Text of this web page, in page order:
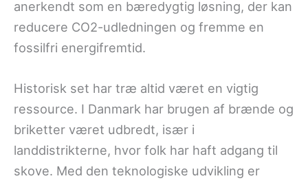
anerkendt som en bæredygtig løsning, der kan
reducere CO2-udledningen og fremme en
fossilfri energifremtid.
Historisk set har træ altid været en vigtig
ressource. I Danmark har brugen af brænde og
briketter været udbredt, især i
landdistrikterne, hvor folk har haft adgang til
skove. Med den teknologiske udvikling er